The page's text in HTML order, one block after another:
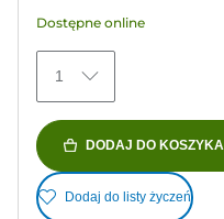
154
Recenzji
Dostępne online
1
DODAJ DO KOSZYKA
Dodaj do listy życzeń